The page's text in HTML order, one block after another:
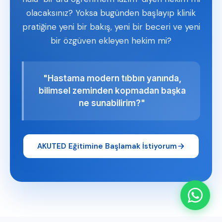
olacaksınız? Yoksa bugünden başlayıp klinik
pratiğine yeni bir bakış, yeni bir beceri ve yeni
bir özgüven ekleyen hekim mi?
"Hastama modern tıbbın yanında,
bilimsel zeminden kopmadan başka
ne sunabilirim?"
AKUTED Eğitimine Başlamak İstiyorum